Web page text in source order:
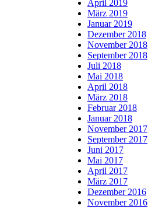
April 2019
März 2019
Januar 2019
Dezember 2018
November 2018
September 2018
Juli 2018
Mai 2018
April 2018
März 2018
Februar 2018
Januar 2018
November 2017
September 2017
Juni 2017
Mai 2017
April 2017
März 2017
Dezember 2016
November 2016